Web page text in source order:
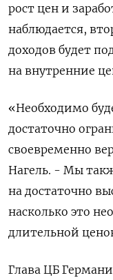
рост цен и
наблюдается,
доходов будет
на внутренние
«Необходимо
достаточно
своевременно
Нагель. - Мы
на достаточно
насколько это
длительной
Глава ЦБ